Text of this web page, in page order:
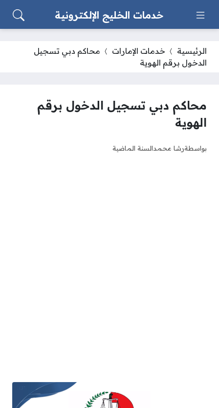
خدمات الخليج الإلكترونية
الرئيسية خدمات الإمارات
محاكم دبي تسجيل
الدخول برقم الهوية
محاكم دبي تسجيل الدخول برقم
الهوية
بواسطةرشا محمدالسنة الماضية